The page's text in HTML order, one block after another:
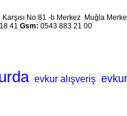
No:81 -b Merkez Muğla
41 Gsm: 0543 883 21 00
evkur alışveriş